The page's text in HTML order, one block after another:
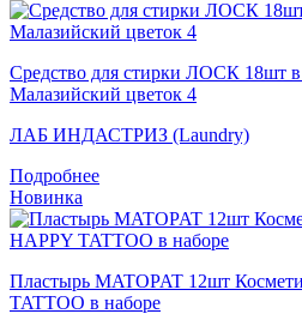
Средство для стирки ЛОСК 18шт
Малазийский цветок 4
ЛАБ ИНДАСТРИЗ (Laundry)
Подробнее
Новинка
Пластырь MATOPAT 12шт
TATTOO в наборе